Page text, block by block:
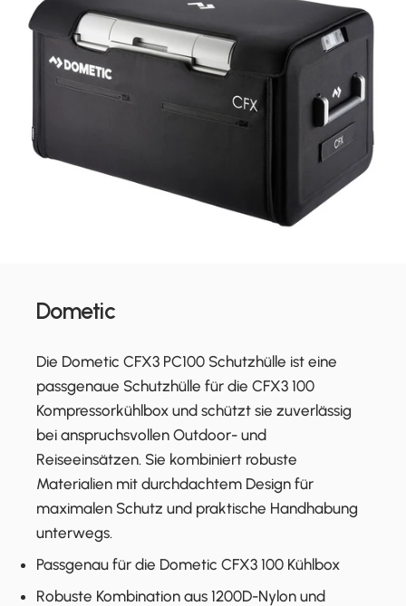
Dometic
Die Dometic CFX3 PC100 Schutzhülle ist eine
passgenaue Schutzhülle für die CFX3 100
Kompressorkühlbox und schützt sie zuverlässig
bei anspruchsvollen Outdoor- und
Reiseeinsätzen. Sie kombiniert robuste
Materialien mit durchdachtem Design für
maximalen Schutz und praktische Handhabung
unterwegs.
Passgenau für die Dometic CFX3 100 Kühlbox
Robuste Kombination aus 1200D-Nylon und